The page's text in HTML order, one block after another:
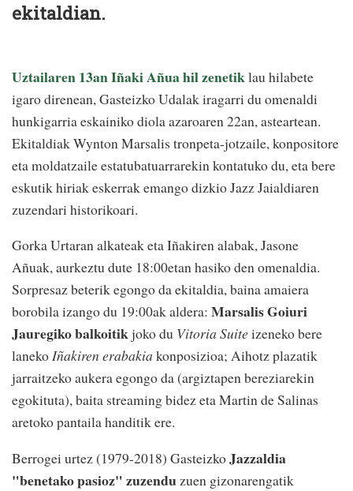
ekitaldian.
Uztailaren 13an Iñaki Añua hil zenetiklau hilabete
igaro direnean, Gasteizko Udalak iragarri du omenaldi
hunkigarria eskainiko diola azaroaren 22an, asteartean.
Ekitaldiak Wynton Marsalis tronpeta-jotzaile, konpositore
eta moldatzaile estatubatuarrarekin kontatuko du, eta bere
eskutik hiriak eskerrak emango dizkio Jazz Jaialdiaren
zuzendari historikoari.
Gorka Urtaran alkateak eta Iñakiren alabak, Jasone
Añuak, aurkeztu dute 18:00etan hasiko den omenaldia.
Sorpresaz beterik egongo da ekitaldia, baina amaiera
borobila izango du 19:00ak aldera: Marsalis Goiuri
Jauregiko balkoitikjoko du Vitoria Suiteizeneko bere
lanekoIñakiren erabakia konposizioa; Aihotz plazatik
jarraitzeko aukera egongo da (argiztapen bereziarekin
egokituta), baita streaming bidez eta Martin de Salinas
aretoko pantaila handitik ere.
Berrogei urtez (1979-2018) GasteizkoJazzaldia
"benetako pasioz" zuzenduzuen gizonarengatik